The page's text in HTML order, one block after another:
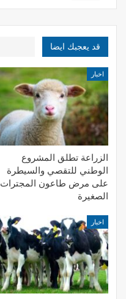
قد يعجبك ايضا
اخبار
الزراعة تطلق المشروع
الوطني للتقصي والسيطرة
على مرض طاعون المجترات
الصغيرة
اخبار